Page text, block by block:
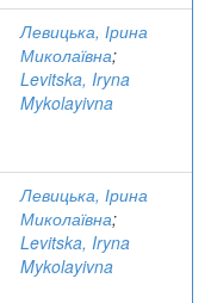
Левицька, Ірина
Миколаївна;
Levitska, Iryna
Mykolayivna
Левицька, Ірина
Миколаївна;
Levitska, Iryna
Mykolayivna